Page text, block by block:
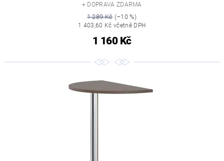
+ DOPRAVA ZDARMA
1 289 Kč(–10 %)
1 403,60 Kč včetně DPH
1 160 Kč